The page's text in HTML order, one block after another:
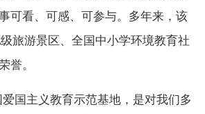
可看、可感、可参与。多年来，该
旅游景区、全国中小学环境教育社
誉。
国主义教育示范基地，是对我们多